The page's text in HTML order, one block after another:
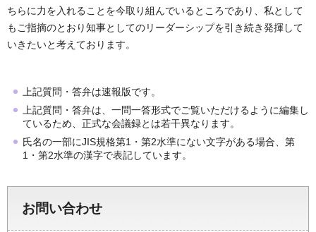
ちらに力を入れることを今取り組んでいるところであり、私として
もご指摘のとおり知事としてのリーダーシップを引き続き発揮して
いきたいと考えております。
上記質問・答弁は速報版です。
上記質問・答弁は、一問一答形式でご覧いただけるように編集し
ているため、正式な会議録とは若干異なります。
氏名の一部にJIS規格第1・第2水準にない文字がある場合、第
1・第2水準の漢字で表記しています。
お問い合わせ